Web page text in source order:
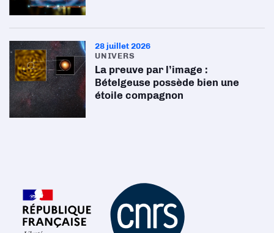
28 juillet 2026
UNIVERS
La preuve par l’image :
Bételgeuse possède bien une
étoile compagnon